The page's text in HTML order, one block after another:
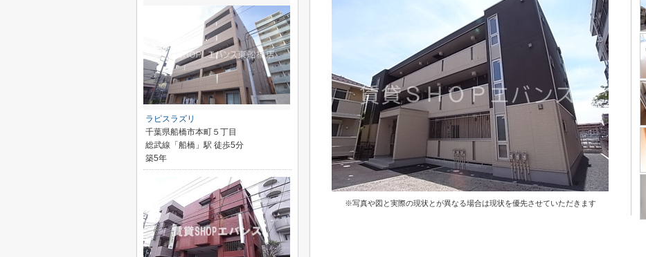
※写真や図と実際の現状とが異なる場合は現状を優先させていただきます
ラピスラズリ
千葉県船橋市本町５丁目
総武線「船橋」駅 徒歩5分
築5年